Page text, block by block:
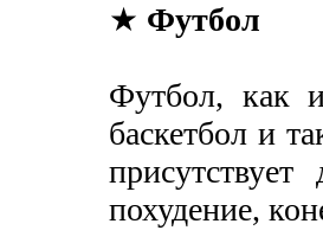
★ Футбол
Футбол, как
баскетбол и
похудение,